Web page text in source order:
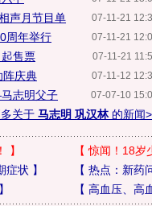
07-11-21
声月节目单
07-11-21
周年举行
07-11-21
售票
07-11-12
阵庆典
07-07-10
志明父子
关于 马志明 巩汉林的新闻
】 【惊闻！18岁
症状 】 【 热点：新药
【 高血压、高